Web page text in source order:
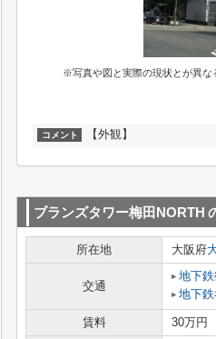
※写真や図と実際の現状とが異な
コメント 【外観】
ブランズタワー梅田NORTH
所在地 大阪府
交通
地下
地下
賃料 30万円